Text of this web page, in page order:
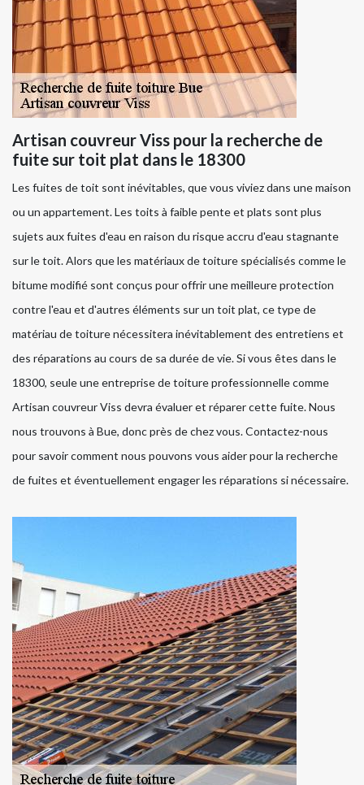
Artisan couvreur Viss pour la recherche de
fuite sur toit plat dans le 18300
Les fuites de toit sont inévitables, que vous viviez dans une maison
ou un appartement. Les toits à faible pente et plats sont plus
sujets aux fuites d'eau en raison du risque accru d'eau stagnante
sur le toit. Alors que les matériaux de toiture spécialisés comme le
bitume modifié sont conçus pour offrir une meilleure protection
contre l'eau et d'autres éléments sur un toit plat, ce type de
matériau de toiture nécessitera inévitablement des entretiens et
des réparations au cours de sa durée de vie. Si vous êtes dans le
18300, seule une entreprise de toiture professionnelle comme
Artisan couvreur Viss devra évaluer et réparer cette fuite. Nous
nous trouvons à Bue, donc près de chez vous. Contactez-nous
pour savoir comment nous pouvons vous aider pour la recherche
de fuites et éventuellement engager les réparations si nécessaire.